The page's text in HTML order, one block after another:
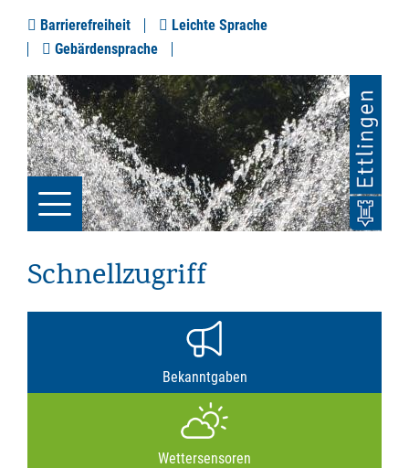
Barrierefreiheit
Leichte Sprache
Gebärdensprache
Schnellzugriff
Bekanntgaben
Wettersensoren